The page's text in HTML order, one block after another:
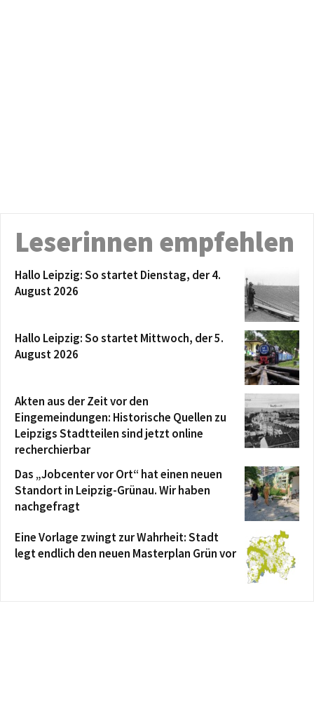
Leserinnen empfehlen
Hallo Leipzig: So startet Dienstag, der 4.
August 2026
Hallo Leipzig: So startet Mittwoch, der 5.
August 2026
Akten aus der Zeit vor den
Eingemeindungen: Historische Quellen zu
Leipzigs Stadtteilen sind jetzt online
recherchierbar
Das „Jobcenter vor Ort“ hat einen neuen
Standort in Leipzig-Grünau. Wir haben
nachgefragt
Eine Vorlage zwingt zur Wahrheit: Stadt
legt endlich den neuen Masterplan Grün vor